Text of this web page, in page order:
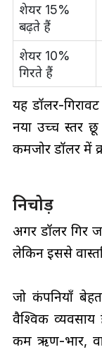
शेयर 15%
बढ़ते हैं
शेयर 10%
गिरते हैं
यह डॉलर-
नया उच्च स्तर छू
कमजोर डॉलर में
निचोड़
अगर डॉलर गिर
लेकिन इससे
जो कंपनियाँ
वैश्विक व्यवसाय
कम ऋण-भार,